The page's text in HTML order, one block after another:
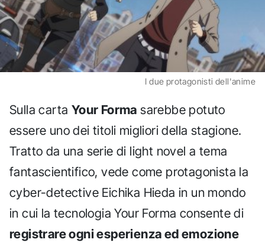
I due protagonisti dell'anime
Sulla carta Your Forma sarebbe potuto
essere uno dei titoli migliori della stagione.
Tratto da una serie di light novel a tema
fantascientifico, vede come protagonista la
cyber-detective Eichika Hieda in un mondo
in cui la tecnologia Your Forma consente di
registrare ogni esperienza ed emozione